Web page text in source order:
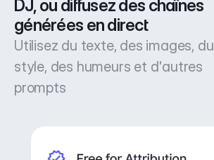
DJ, ou diffusez des chaînes
générées en direct
Utilisez du texte, des images, du
style, des humeurs et d'autres
prompts